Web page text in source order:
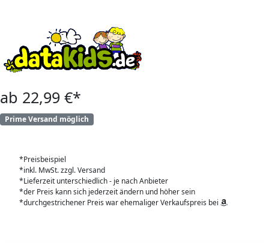
ab 22,99 €*
Prime Versand möglich
*Preisbeispiel
*inkl. MwSt. zzgl. Versand
*Lieferzeit unterschiedlich - je nach Anbieter
*der Preis kann sich jederzeit ändern und höher sein
*durchgestrichener Preis war ehemaliger Verkaufspreis bei